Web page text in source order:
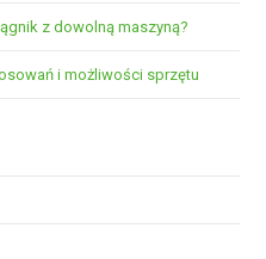
z dowolną maszyną?
i możliwości sprzętu